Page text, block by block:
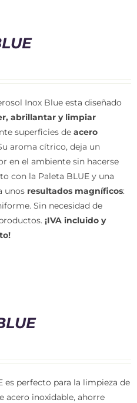
Inox Blue esta diseñado
abrillantar y limpiar
superficies de acero
aroma cítrico, deja un
en el ambiente sin hacerse
con la Paleta BLUE y una
unos resultados magníficos:
Sin necesidad de
¡IVA incluido y
es perfecto para la limpieza de
acero inoxidable, ahorre